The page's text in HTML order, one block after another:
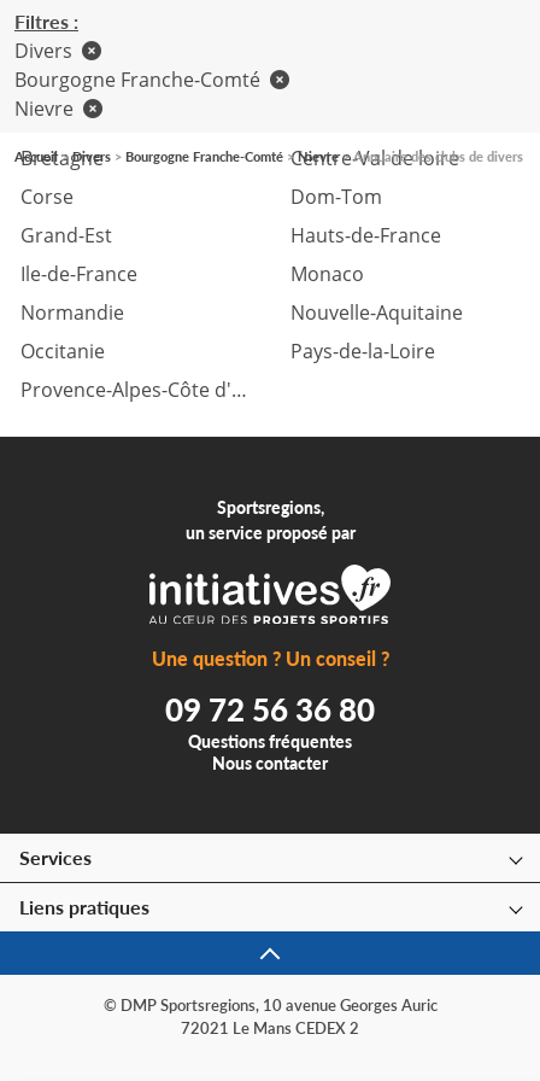
Auvergne Rhône-Alpes
Bretagne
Centre-Val de loire
Corse
Dom-Tom
Grand-Est
Hauts-de-France
Ile-de-France
Monaco
Normandie
Nouvelle-Aquitaine
Occitanie
Pays-de-la-Loire
Provence-Alpes-Côte d'azur
Filtres :
Divers
Bourgogne Franche-Comté
Nievre
Accueil Divers Bourgogne Franche-Comté Nievre Annuaire des clubs de divers
Sportsregions,
un service proposé par
Une question ? Un conseil ?
09 72 56 36 80
Questions fréquentes
Nous contacter
Services
Liens pratiques
© DMP Sportsregions, 10 avenue Georges Auric
72021 Le Mans CEDEX 2